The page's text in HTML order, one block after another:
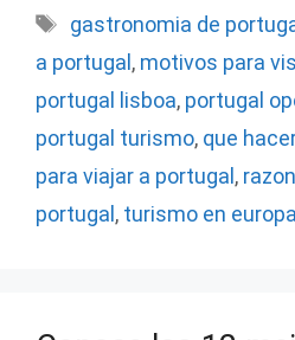
Etiquetas
gastronomia de
a portugal , motivos para
portugal lisboa, portugal
portugal turismo, que
para viajar a portugal ,
portugal , turismo en europa